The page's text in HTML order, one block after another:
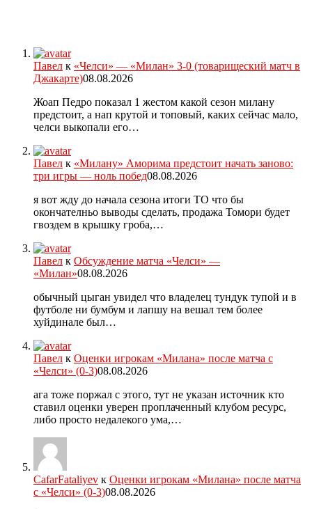
Павел к «Челси» — «Милан» 3-0 (товарищеский матч в
Джакарте)08.08.2026
Жоап Педро показал 1 жестом какой сезон милану
предстоит, а нап крутой и топовый, каких сейчас мало,
челси выкопали его…
Павел к «Милану» Аморима предстоит начать заново:
три игры — ноль побед08.08.2026
я вот жду до начала сезона итоги ТО что бы
окончателньо выводы сделать, продажа Томори будет
гвоздем в крышку гроба,…
Павел к Обсуждение матча «Челси» —
«Милан»08.08.2026
обычный цыган увидел что владелец тундук тупой и в
футболе ни бумбум и лапшу на вешал тем более
хуйдинале был…
Павел к Оценки игрокам «Милана» после матча с
«Челси» (0-3)08.08.2026
ага тоже поржал с этого, тут не указан источник кто
ставил оценки уверен проплаченный клубом ресурс,
либо просто недалекого ума,…
CafarFataliyev к Оценки игрокам «Милана» после матча
с «Челси» (0-3)08.08.2026